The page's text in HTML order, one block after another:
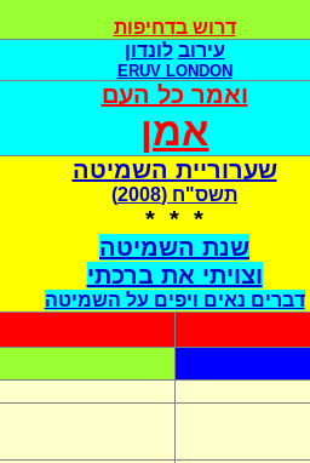
דרוש בדחיפות
עירוב לונדון
ERUV LONDON
ואמר כל העם
אמן
שערוריית השמיטה
תשס"ח (2008)
* * *
שנת השמיטה
וצויתי את ברכתי
דברים נאים ויפים על השמיטה